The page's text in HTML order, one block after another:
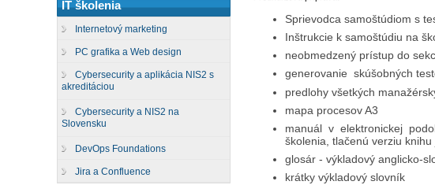
IT školenia
Internetový marketing
PC grafika a Web design
Cybersecurity a aplikácia NIS2 s
akreditáciou
Cybersecurity a NIS2 na
Slovensku
DevOps Foundations
Jira a Confluence
Sprievodca samoštúdiom s
Inštrukcie k samoštúdiu na
neobmedzený prístup do
generovanie skúšobných
predlohy všetkých
mapa procesov A3
manuál v elektronickej
školenia, tlačenú verziu
glosár - výkladový anglicko-
krátky výkladový slovník